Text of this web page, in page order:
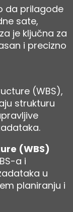
da prilagode
sate,
je ključna za
i precizno
(WBS),
strukturu
(WBS)
a i
u
planiranju i